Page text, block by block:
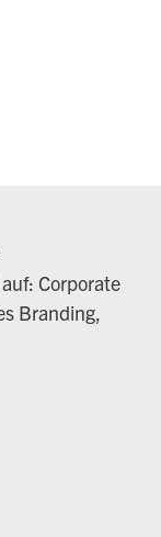
Corporate
Branding,